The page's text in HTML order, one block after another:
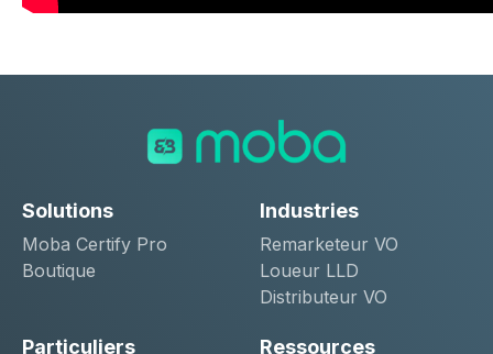
Solutions
Moba Certify Pro
Boutique
Industries
Remarketeur VO
Loueur LLD
Distributeur VO
Particuliers Ressources